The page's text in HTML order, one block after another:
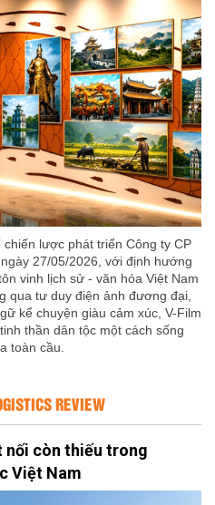
lược phát triển Công ty CP
27/05/2026, với định hướng
vinh lịch sử - văn hóa Việt Nam
qua tư duy điện ảnh đương đại,
kể chuyện giàu cảm xúc, V-Film
thần dân tộc một cách sống
toàn cầu.
REVIEW
nối còn thiếu trong
Việt Nam